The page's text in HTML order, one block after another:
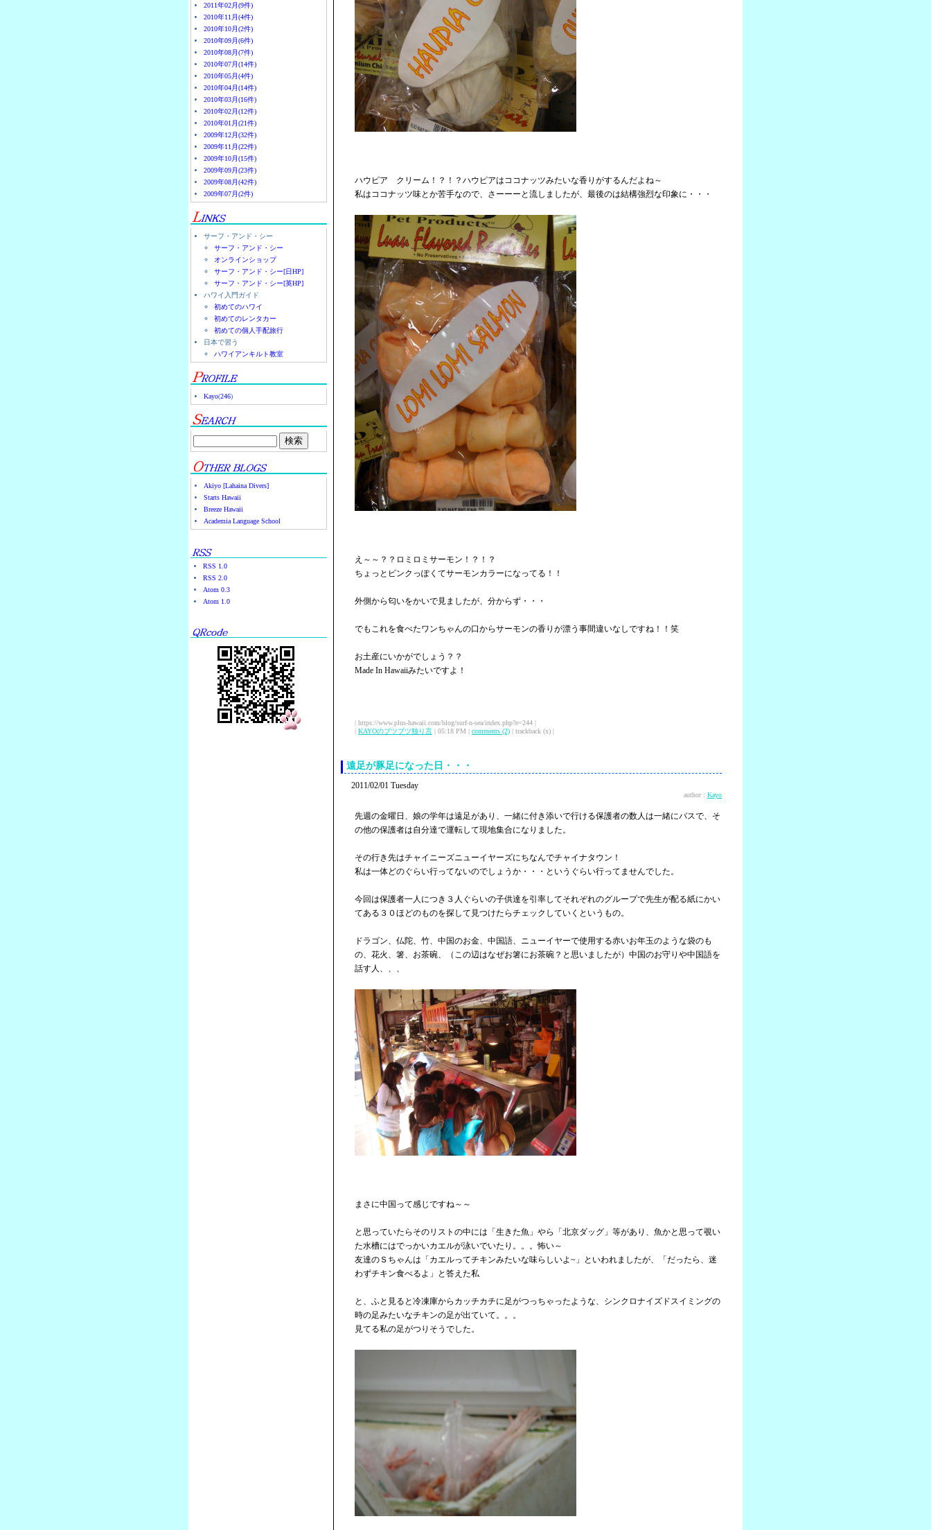
2011年02月(9件)
2010年11月(4件)
2010年10月(2件)
2010年09月(6件)
2010年08月(7件)
2010年07月(14件)
2010年05月(4件)
2010年04月(14件)
2010年03月(16件)
2010年02月(12件)
2010年01月(21件)
2009年12月(32件)
2009年11月(22件)
2009年10月(15件)
2009年09月(23件)
2009年08月(42件)
2009年07月(2件)
サーフ・アンド・シー
サーフ・アンド・シー
オンラインショップ
サーフ・アンド・シー[日HP]
サーフ・アンド・シー[英HP]
ハワイ入門ガイド
初めてのハワイ
初めてのレンタカー
初めての個人手配旅行
日本で習う
ハワイアンキルト教室
Kayo(246)
Akiyo [Lahaina Divers]
Starts Hawaii
Breeze Hawaii
Academia Language School
RSS 1.0
RSS 2.0
Atom 0.3
Atom 1.0
ハウピア クリーム！？！？ハウピアはココナッツみたいな香りがするんだよね～
私はココナッツ味とか苦手なので、さーーーと流しましたが、最後のは結構強烈な印象に・・・
え～～？？ロミロミサーモン！？！？
ちょっとピンクっぽくてサーモンカラーになってる！！
外側から匂いをかいで見ましたが、分からず・・・
でもこれを食べたワンちゃんの口からサーモンの香りが漂う事間違いなしですね！！笑
お土産にいかがでしょう？？
Made In Hawaiiみたいですよ！
| https://www.plus-hawaii.com/blog/surf-n-sea/index.php?e=244 |
| KAYOのブツブツ独り言 | 05:18 PM | comments (2) | trackback (x) |
遠足が豚足になった日・・・
2011/02/01 Tuesday
author : Kayo
先週の金曜日、娘の学年は遠足があり、一緒に付き添いで行ける保護者の数人は一緒にバスで、そ
の他の保護者は自分達で運転して現地集合になりました。
その行き先はチャイニーズニューイヤーズにちなんでチャイナタウン！
私は一体どのぐらい行ってないのでしょうか・・・というぐらい行ってませんでした。
今回は保護者一人につき３人ぐらいの子供達を引率してそれぞれのグループで先生が配る紙にかい
てある３０ほどのものを探して見つけたらチェックしていくというもの。
ドラゴン、仏陀、竹、中国のお金、中国語、ニューイヤーで使用する赤いお年玉のような袋のも
の、花火、箸、お茶碗、（この辺はなぜお箸にお茶碗？と思いましたが）中国のお守りや中国語を
話す人、、、
まさに中国って感じですね～～
と思っていたらそのリストの中には「生きた魚」やら「北京ダッグ」等があり、魚かと思って覗い
た水槽にはでっかいカエルが泳いでいたり。。。怖い～
友達のＳちゃんは「カエルってチキンみたいな味らしいよ~」といわれましたが、「だったら、迷
わずチキン食べるよ」と答えた私
と、ふと見ると冷凍庫からカッチカチに足がつっちゃったような、シンクロナイズドスイミングの
時の足みたいなチキンの足が出ていて。。。
見てる私の足がつりそうでした。